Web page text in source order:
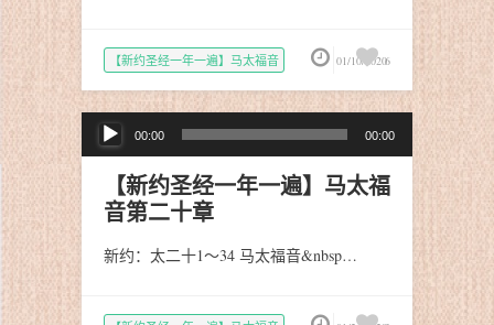
【新约圣经一年一遍】马太福音 01/10/20206
00:00 00:00
【新约圣经一年一遍】马太福
音第二十章
新约：太二十1～34 马太福音&nbsp…